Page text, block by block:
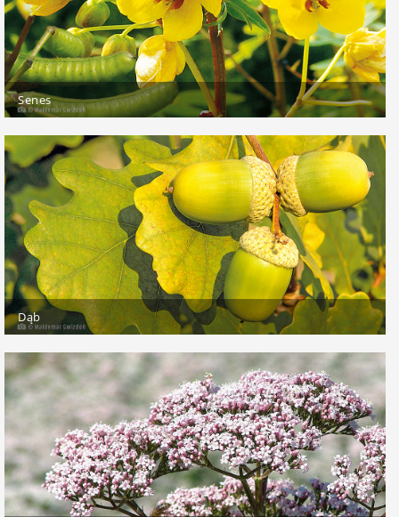
Senes
Dąb